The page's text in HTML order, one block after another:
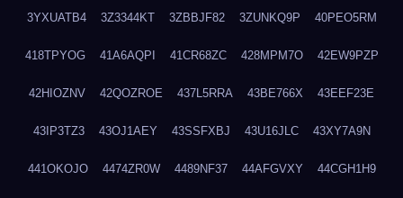
3YXUATB4 3Z3344KT 3ZBBJF82 3ZUNKQ9P 40PEO5RM
418TPYOG 41A6AQPI 41CR68ZC 428MPM7O 42EW9PZP
42HIOZNV 42QOZROE 437L5RRA 43BE766X 43EEF23E
43IP3TZ3 43OJ1AEY 43SSFXBJ 43U16JLC 43XY7A9N
441OKOJO 4474ZR0W 4489NF37 44AFGVXY 44CGH1H9